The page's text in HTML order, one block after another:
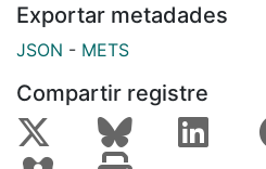
Exportar metadades
JSON - METS
Compartir registre